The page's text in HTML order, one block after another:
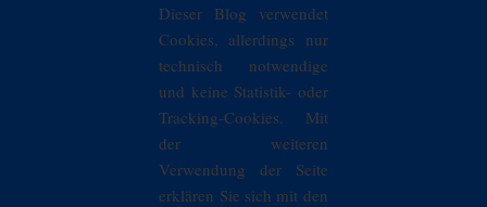
Dieser Blog verwendet
Cookies, allerdings nur
technisch notwendige
und keine Statistik- oder
Tracking-Cookies. Mit
der weiteren
Verwendung der Seite
erklären Sie sich mit den